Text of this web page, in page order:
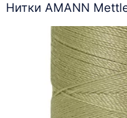
Нитки AMANN